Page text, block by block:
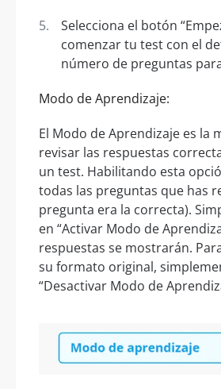
Selecciona el botón
comenzar tu test con el
número de preguntas
Modo de Aprendizaje:
El Modo de Aprendizaje es la
revisar las respuestas
un test. Habilitando esta
todas las preguntas que has
pregunta era la correcta).
en “Activar Modo de
respuestas se mostrarán.
su formato original,
“Desactivar Modo de